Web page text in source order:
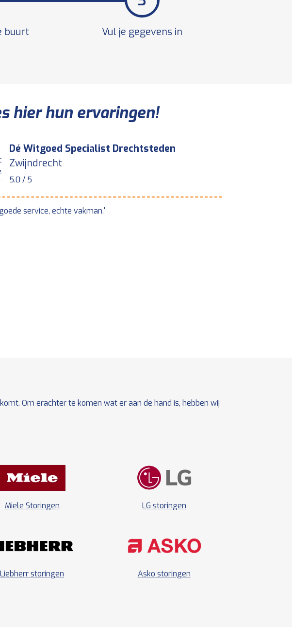
buurt Vul je gegevens in
hier hun ervaringen!
Dé Witgoed Specialist Drechtsteden
Zwijndrecht
5.0 / 5
service, echte vakman.'
Om erachter te komen wat er aan de hand is, hebben wij
Miele Storingen LG storingen
Liebherr storingen Asko storingen